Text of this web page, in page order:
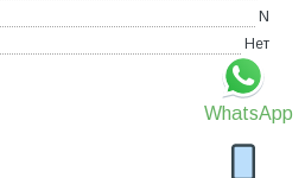
WhatsApp
N
Нет